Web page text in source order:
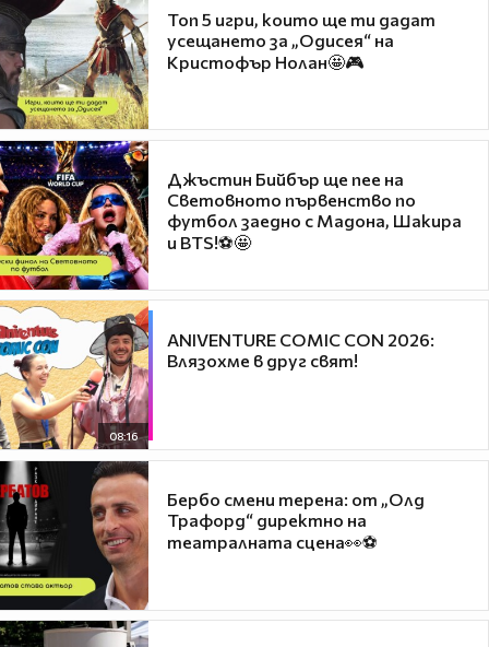
Топ 5 игри, които ще ти дадат
усещането за „Одисея“ на
Кристофър Нолан🤩🎮
Джъстин Бийбър ще пее на
Световното първенство по
футбол заедно с Мадона, Шакира
и BTS!⚽🤩
08:16
ANIVENTURE COMIC CON 2026:
Влязохме в друг свят!
Бербо смени терена: от „Олд
Трафорд“ директно на
театралната сцена👀⚽